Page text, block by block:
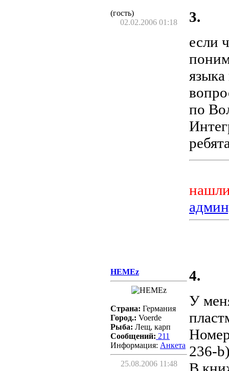
(гость)
02.02.2006 01:18
3.
если
по
HEMEz
Страна: Германия
Город.: Voerde
Рыба: Лещ, карп
Сообщений: 211
Информация: Aнкета
25.08.2006 11:48
4.
У
236-